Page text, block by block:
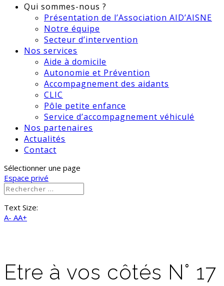
Qui sommes-nous ?
Présentation de l’Association AID’AISNE
Notre équipe
Secteur d’intervention
Nos services
Aide à domicile
Autonomie et Prévention
Accompagnement des aidants
CLIC
Pôle petite enfance
Service d’accompagnement véhiculé
Nos partenaires
Actualités
Contact
Sélectionner une page
Espace privé
Text Size:
A- AA+
Etre à vos côtés N° 17